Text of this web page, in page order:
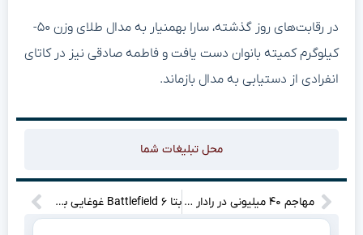
در رقابت‌های روز گذشته، سارا بهمنیار به مدال طلای وزن ۵۰-
کیلوگرم کمیته بانوان دست یافت و فاطمه صادقی نیز در کاتای
انفرادی از دستیابی به مدال بازماند.
محل تبلیغات شما
مهاجم ۴۰ میلیونی در رادار نیوکاسل؛ اولویت ستاره مشخص شد! بتا Battlefield ۶ غوغایی به پا کرد: آیا این شروع یک افسانه است؟”